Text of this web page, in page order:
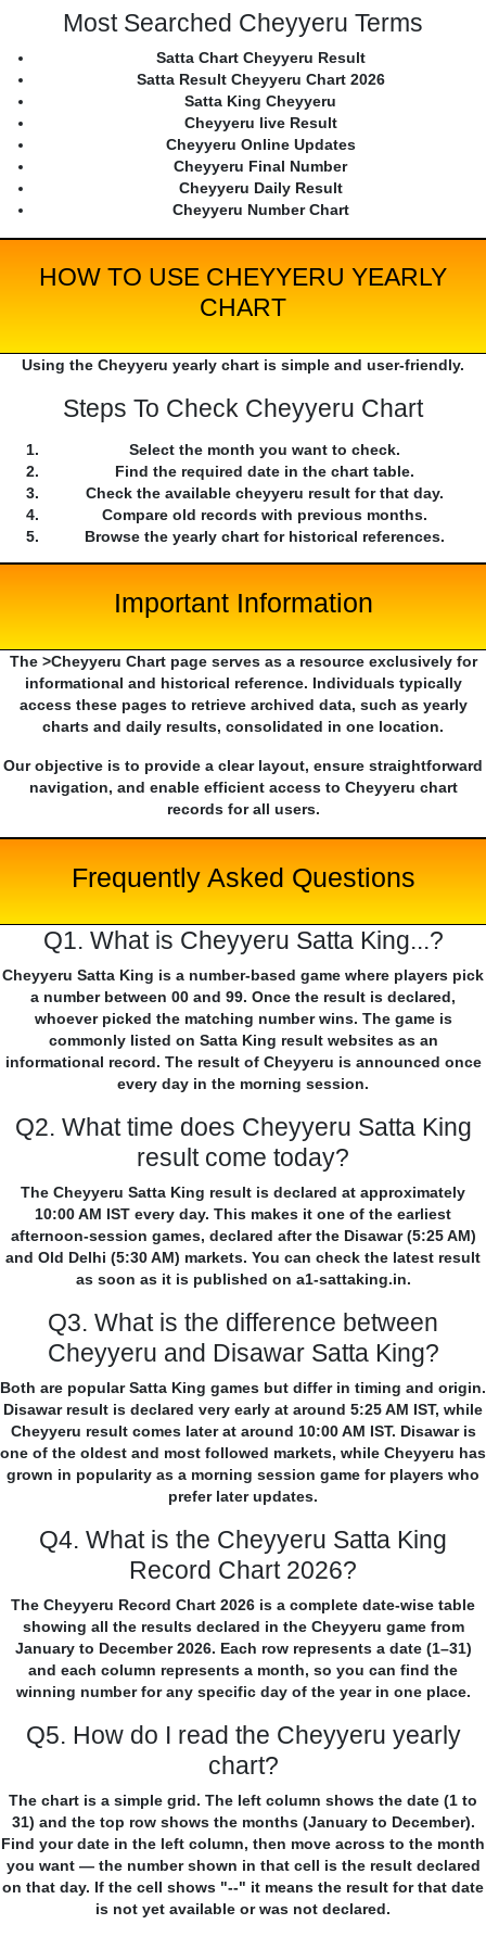
Most Searched Cheyyeru Terms
Satta Chart Cheyyeru Result
Satta Result Cheyyeru Chart 2026
Satta King Cheyyeru
Cheyyeru live Result
Cheyyeru Online Updates
Cheyyeru Final Number
Cheyyeru Daily Result
Cheyyeru Number Chart
HOW TO USE CHEYYERU YEARLY
CHART
Using the Cheyyeru yearly chart is simple and user-friendly.
Steps To Check Cheyyeru Chart
Select the month you want to check.
Find the required date in the chart table.
Check the available cheyyeru result for that day.
Compare old records with previous months.
Browse the yearly chart for historical references.
Important Information
The >Cheyyeru Chart page serves as a resource exclusively for
informational and historical reference. Individuals typically
access these pages to retrieve archived data, such as yearly
charts and daily results, consolidated in one location.
Our objective is to provide a clear layout, ensure straightforward
navigation, and enable efficient access to Cheyyeru chart
records for all users.
Frequently Asked Questions
Q1. What is Cheyyeru Satta King...?
Cheyyeru Satta King is a number-based game where players pick
a number between 00 and 99. Once the result is declared,
whoever picked the matching number wins. The game is
commonly listed on Satta King result websites as an
informational record. The result of Cheyyeru is announced once
every day in the morning session.
Q2. What time does Cheyyeru Satta King
result come today?
The Cheyyeru Satta King result is declared at approximately
10:00 AM IST every day. This makes it one of the earliest
afternoon-session games, declared after the Disawar (5:25 AM)
and Old Delhi (5:30 AM) markets. You can check the latest result
as soon as it is published on a1-sattaking.in.
Q3. What is the difference between
Cheyyeru and Disawar Satta King?
Both are popular Satta King games but differ in timing and origin.
Disawar result is declared very early at around 5:25 AM IST, while
Cheyyeru result comes later at around 10:00 AM IST. Disawar is
one of the oldest and most followed markets, while Cheyyeru has
grown in popularity as a morning session game for players who
prefer later updates.
Q4. What is the Cheyyeru Satta King
Record Chart 2026?
The Cheyyeru Record Chart 2026 is a complete date-wise table
showing all the results declared in the Cheyyeru game from
January to December 2026. Each row represents a date (1–31)
and each column represents a month, so you can find the
winning number for any specific day of the year in one place.
Q5. How do I read the Cheyyeru yearly
chart?
The chart is a simple grid. The left column shows the date (1 to
31) and the top row shows the months (January to December).
Find your date in the left column, then move across to the month
you want — the number shown in that cell is the result declared
on that day. If the cell shows "--" it means the result for that date
is not yet available or was not declared.